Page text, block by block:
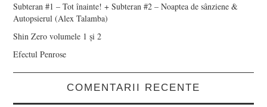
Subteran #1 – Tot înainte! + Subteran #2 – Noaptea de sânziene &
Autopsierul (Alex Talamba)
Shin Zero volumele 1 și 2
Efectul Penrose
COMENTARII RECENTE